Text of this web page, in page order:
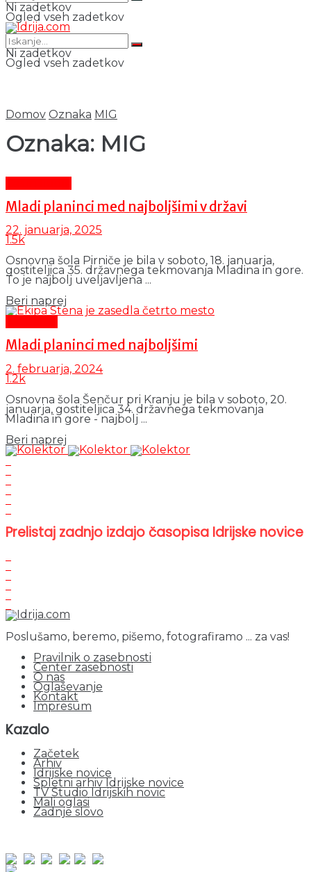
Ni zadetkov
Ogled vseh zadetkov
Ni zadetkov
Ogled vseh zadetkov
Domov Oznaka MIG
Oznaka: MIG
Mladi planinci med najboljšimi v državi
22. januarja, 2025
1.5k
Osnovna šola Pirniče je bila v soboto, 18. januarja,
gostiteljica 35. državnega tekmovanja Mladina in gore.
To je najbolj uveljavljena ...
Beri naprej
Mladi planinci med najboljšimi
2. februarja, 2024
1.2k
Osnovna šola Šenčur pri Kranju je bila v soboto, 20.
januarja, gostiteljica 34. državnega tekmovanja
Mladina in gore - najbolj ...
Beri naprej
Prelistaj zadnjo izdajo časopisa Idrijske novice
Poslušamo, beremo, pišemo, fotografiramo ... za vas!
Pravilnik o zasebnosti
Center zasebnosti
O nas
Oglaševanje
Kontakt
Impresum
Kazalo
Začetek
Arhiv
Idrijske novice
Spletni arhiv Idrijske novice
TV Studio Idrijskih novic
Mali oglasi
Zadnje slovo